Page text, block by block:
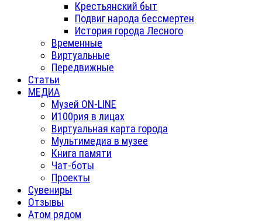
Крестьянский быт
Подвиг народа бессмертен
История города Лесного
Временные
Виртуальные
Передвижные
Статьи
МЕДИА
Музей ON-LINE
И100рия в лицах
Виртуальная карта города
Мультимедиа в музее
Книга памяти
Чат-боты
Проекты
Сувениры
Отзывы
Атом рядом